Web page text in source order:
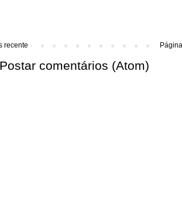
recente
Postar comentários (Atom)